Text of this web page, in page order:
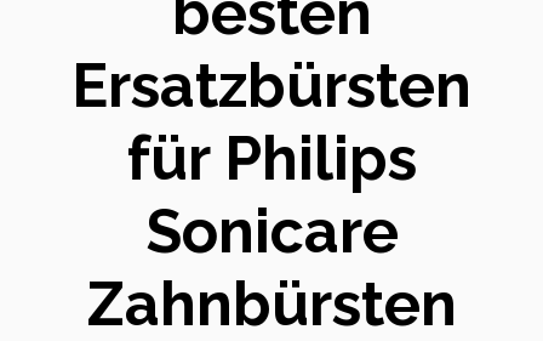
Ersatzbürsten
für Philips
Sonicare
Zahnbürsten